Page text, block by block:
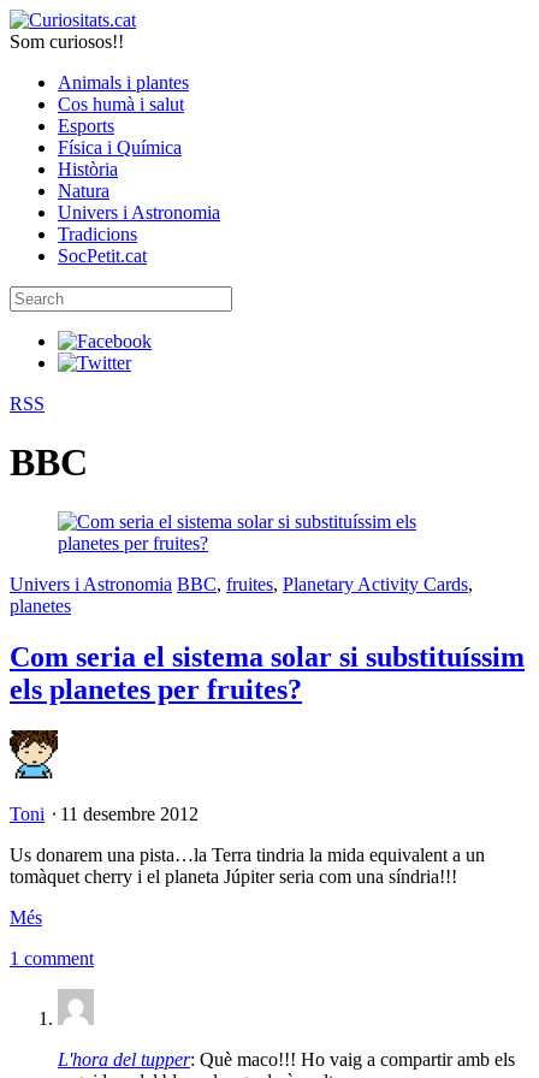
Som curiosos!!
Animals i plantes
Cos humà i salut
Esports
Física i Química
Història
Natura
Univers i Astronomia
Tradicions
SocPetit.cat
RSS
BBC
Univers i Astronomia BBC, fruites, Planetary Activity Cards,
planetes
Com seria el sistema solar si substituíssim
els planetes per fruites?
Toni ⋅ 11 desembre 2012
Us donarem una pista…la Terra tindria la mida equivalent a un
tomàquet cherry i el planeta Júpiter seria com una síndria!!!
Més
1 comment
L'hora del tupper: Què maco!!! Ho vaig a compartir amb els